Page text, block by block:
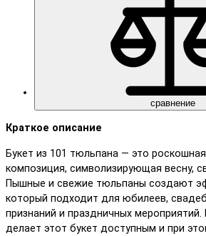
сравнение
Краткое описание
Букет из 101 тюльпана — это
композиция, символизирующая весну,
Пышные и свежие тюльпаны создают
который подходит для юбилеев,
признаний и праздничных
делает этот букет доступным и при